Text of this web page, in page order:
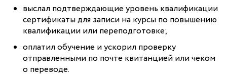
выслал подтверждающие уровень квалификации
сертификаты для записи на курсы по повышению
квалификации или переподготовке;
оплатил обучение и ускорил проверку
отправленными по почте квитанцией или чеком
о переводе.